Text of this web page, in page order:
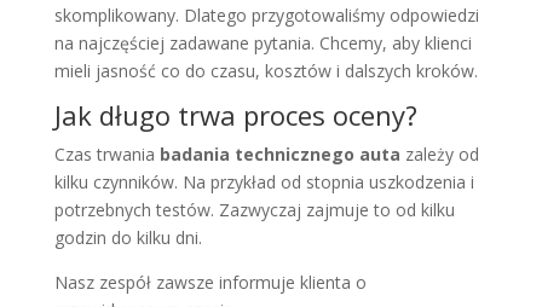
skomplikowany. Dlatego przygotowaliśmy odpowiedzi
na najczęściej zadawane pytania. Chcemy, aby klienci
mieli jasność co do czasu, kosztów i dalszych kroków.
Jak długo trwa proces oceny?
Czas trwania badania technicznego auta zależy od
kilku czynników. Na przykład od stopnia uszkodzenia i
potrzebnych testów. Zazwyczaj zajmuje to od kilku
godzin do kilku dni.
Nasz zespół zawsze informuje klienta o